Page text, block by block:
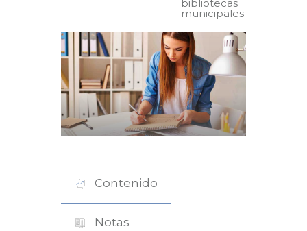
bibliotecas
municipales
Contenido
Notas